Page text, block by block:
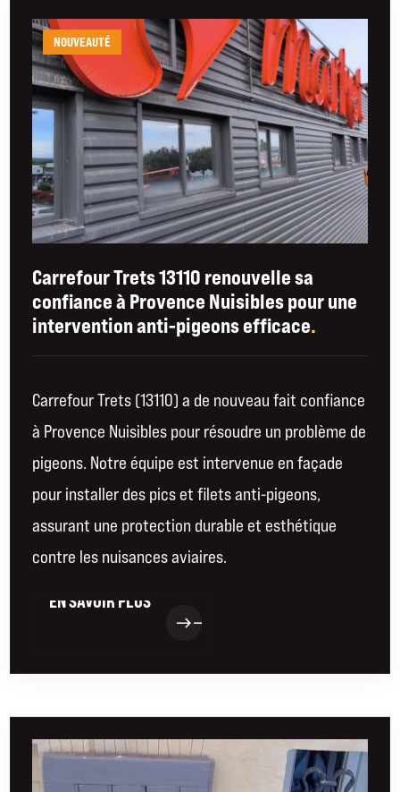
NOUVEAUTÉ
Carrefour Trets 13110 renouvelle sa
confiance à Provence Nuisibles pour une
intervention anti-pigeons efficace.
Carrefour Trets (13110) a de nouveau fait confiance
à Provence Nuisibles pour résoudre un problème de
pigeons. Notre équipe est intervenue en façade
pour installer des pics et filets anti-pigeons,
assurant une protection durable et esthétique
contre les nuisances aviaires.
EN SAVOIR PLUS
easteast